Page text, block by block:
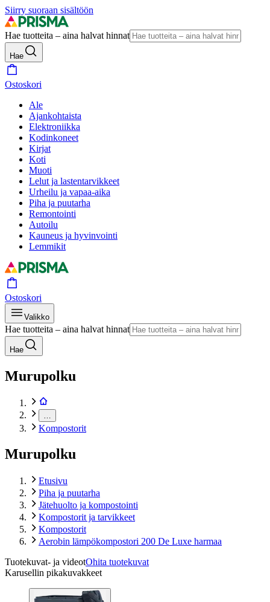
Siirry suoraan sisältöön
Hae tuotteita – aina halvat hinnat
Hae
Ostoskori
Ale
Ajankohtaista
Elektroniikka
Kodinkoneet
Kirjat
Koti
Muoti
Lelut ja lastentarvikkeet
Urheilu ja vapaa-aika
Piha ja puutarha
Remontointi
Autoilu
Kauneus ja hyvinvointi
Lemmikit
Ostoskori
Valikko
Hae tuotteita – aina halvat hinnat
Hae
Murupolku
Kompostorit
Murupolku
Etusivu
Piha ja puutarha
Jätehuolto ja kompostointi
Kompostorit ja tarvikkeet
Kompostorit
Aerobin lämpökompostori 200 De Luxe harmaa
Tuotekuvat- ja videotOhita tuotekuvat
Karusellin pikakuvakkeet